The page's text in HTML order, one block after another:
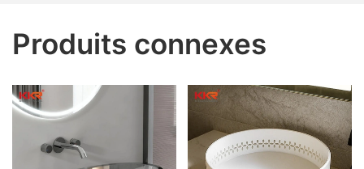
Produits connexes